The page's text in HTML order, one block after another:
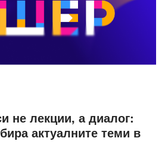
не лекции, а диалог:
актуалните теми в